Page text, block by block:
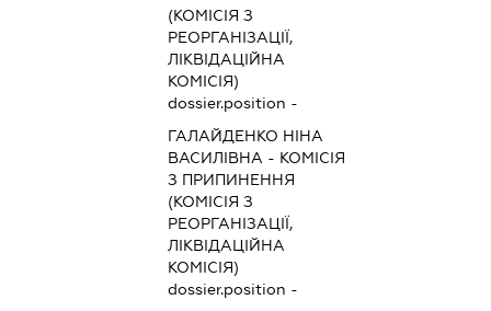
(КОМІСІЯ З
РЕОРГАНІЗАЦІЇ,
ЛІКВІДАЦІЙНА
КОМІСІЯ)
dossier.position -
ГАЛАЙДЕНКО НІНА
ВАСИЛІВНА - КОМІСІЯ
З ПРИПИНЕННЯ
(КОМІСІЯ З
РЕОРГАНІЗАЦІЇ,
ЛІКВІДАЦІЙНА
КОМІСІЯ)
dossier.position -